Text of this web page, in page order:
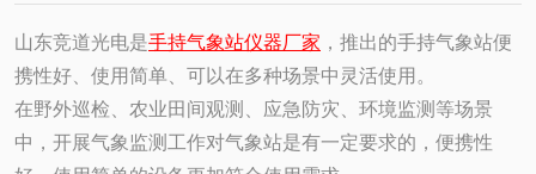
山东竞道光电是手持气象站仪器厂家 ，推出的手持气象站便
携性好、使用简单、可以在多种场景中灵活使用。
在野外巡检、农业田间观测、应急防灾、环境监测等场景
中，开展气象监测工作对气象站是有一定要求的，便携性